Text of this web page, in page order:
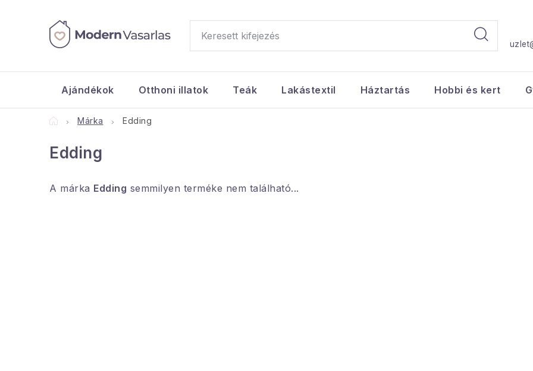
tartalomhoz
Ajándékok Otthoni illatok Teák Lakástextil Háztartás Hobbi és kert
Kezdőlap
Márka Edding
Edding
A márka Edding semmilyen terméke nem található...